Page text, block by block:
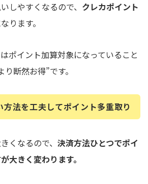
しやすくなるので、 クレカポイント
ります。
ポイント加算対象になっていること
断然お得”です。
法を工夫してポイント多重取り
くなるので、 決済方法ひとつでポイ
大きく変わります。